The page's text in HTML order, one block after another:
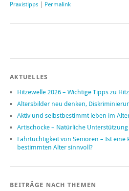
Praxistipps
Permalink
AKTUELLES
Hitzewelle 2026 – Wichtige Tipps zu
Altersbilder neu denken,
Aktiv und selbstbestimmt leben im
Artischocke – Natürliche
Fahrtüchtigkeit von Senioren – Ist eine
bestimmten Alter sinnvoll?
BEITRÄGE NACH THEMEN